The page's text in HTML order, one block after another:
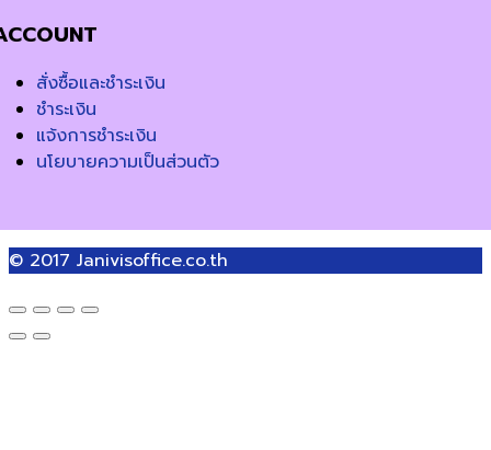
สั่งซื้อและชำระเงิน
ชำระเงิน
แจ้งการชำระเงิน
นโยบายความเป็นส่วนตัว
© 2017 Janivisoffice.co.th